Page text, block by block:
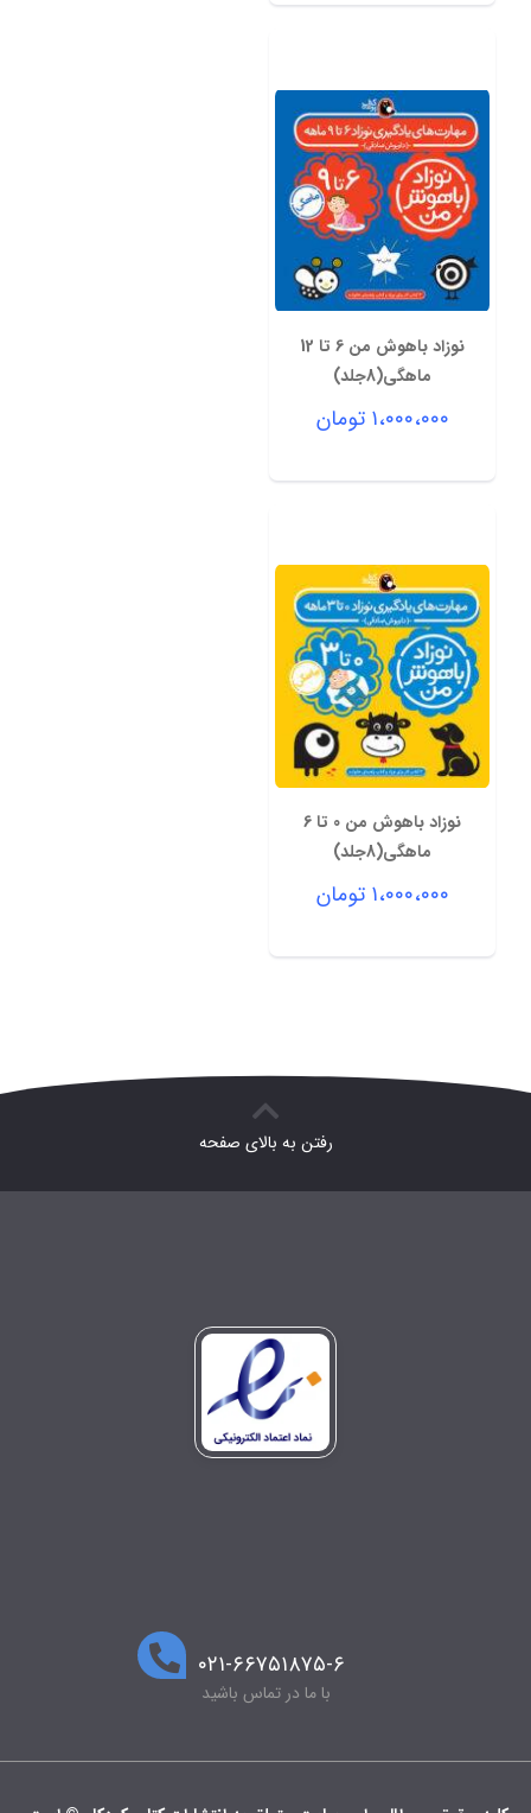
نوزاد باهوش من 6 تا 12
ماهگی(8جلد)
۱،۰۰۰،۰۰۰ تومان
نوزاد باهوش من 0 تا 6
ماهگی(8جلد)
۱،۰۰۰،۰۰۰ تومان
رفتن به بالای صفحه
۰۲۱-۶۶۷۵۱۸۷۵-۶
با ما در تماس باشید